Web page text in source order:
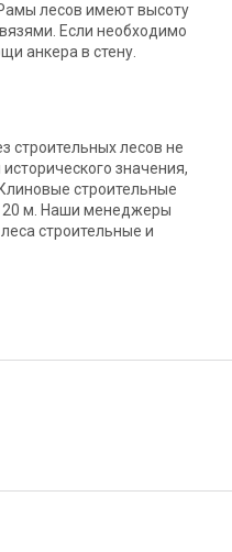
лесов имеют высоту
Если необходимо
анкера в стену.
строительных лесов не
значения,
строительные
20 м. Наши менеджеры
строительные и